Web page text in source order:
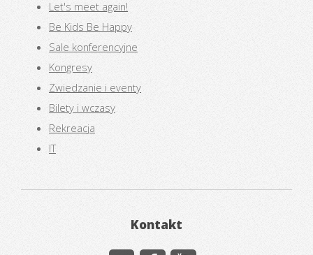
Let's meet again!
Be Kids Be Happy
Sale konferencyjne
Kongresy
Zwiedzanie i eventy
Bilety i wczasy
Rekreacja
IT
Kontakt